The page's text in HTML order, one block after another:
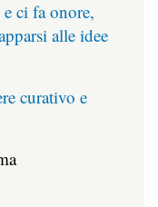
ci fa onore,
alle idee
curativo e